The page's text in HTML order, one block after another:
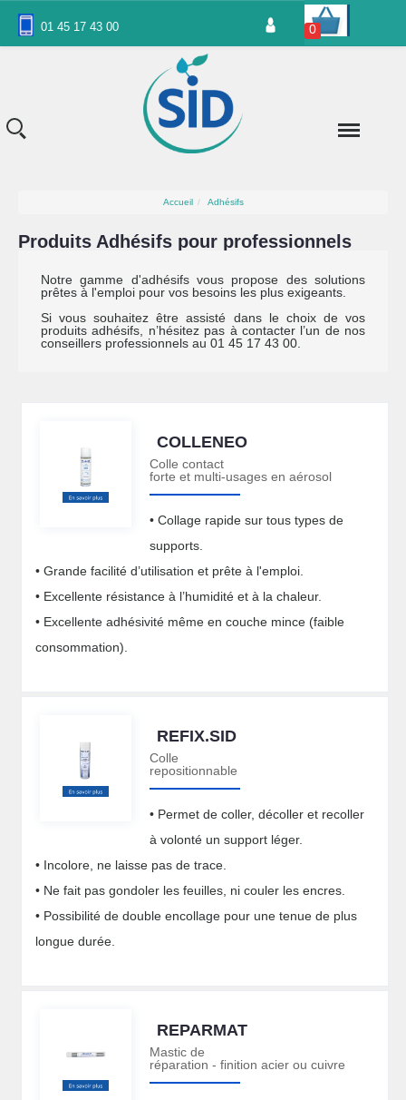
01 45 17 43 00 0
Accueil Adhésifs
Produits Adhésifs pour professionnels
Notre gamme d'adhésifs vous propose des solutions
prêtes à l'emploi pour vos besoins les plus exigeants.
Si vous souhaitez être assisté dans le choix de vos
produits adhésifs, n’hésitez pas à contacter l’un de nos
conseillers professionnels au 01 45 17 43 00.
COLLENEO
Colle contact
forte et multi-usages en aérosol
• Collage rapide sur tous types de
supports.
• Grande facilité d’utilisation et prête à l'emploi.
• Excellente résistance à l’humidité et à la chaleur.
• Excellente adhésivité même en couche mince (faible
consommation).
REFIX.SID
Colle
repositionnable
• Permet de coller, décoller et recoller
à volonté un support léger.
• Incolore, ne laisse pas de trace.
• Ne fait pas gondoler les feuilles, ni couler les encres.
• Possibilité de double encollage pour une tenue de plus
longue durée.
REPARMAT
Mastic de
réparation - finition acier ou cuivre